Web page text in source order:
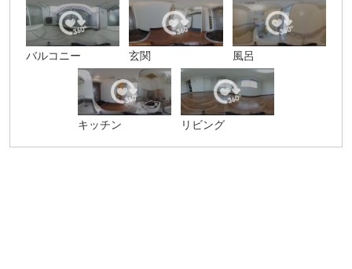
バルコニー 玄関 風呂
キッチン リビング